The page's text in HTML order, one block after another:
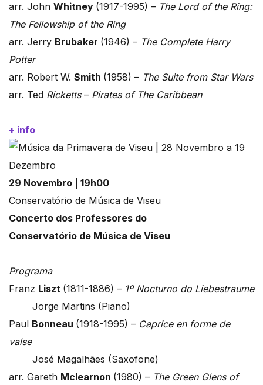
arr. John Whitney (1917-1995) – The Lord of the Ring:
The Fellowship of the Ring
arr. Jerry Brubaker (1946) – The Complete Harry
Potter
arr. Robert W. Smith (1958) – The Suite from Star Wars
arr. Ted Ricketts – Pirates of The Caribbean
+ info
29 Novembro | 19h00
Conservatório de Música de Viseu
Concerto dos Professores do
Conservatório de Música de Viseu
Programa
Franz Liszt (1811-1886) – 1º Nocturno do Liebestraume
Jorge Martins (Piano)
Paul Bonneau (1918-1995) – Caprice en forme de
valse
José Magalhães (Saxofone)
arr. Gareth Mclearnon (1980) – The Green Glens of